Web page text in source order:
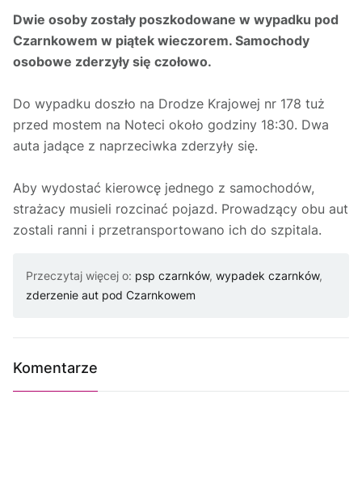
Dwie osoby zostały poszkodowane w wypadku pod
Czarnkowem w piątek wieczorem. Samochody
osobowe zderzyły się czołowo.
Do wypadku doszło na Drodze Krajowej nr 178 tuż
przed mostem na Noteci około godziny 18:30. Dwa
auta jadące z naprzeciwka zderzyły się.
Aby wydostać kierowcę jednego z samochodów,
strażacy musieli rozcinać pojazd. Prowadzący obu aut
zostali ranni i przetransportowano ich do szpitala.
Przeczytaj więcej o: psp czarnków, wypadek czarnków,
zderzenie aut pod Czarnkowem
Komentarze